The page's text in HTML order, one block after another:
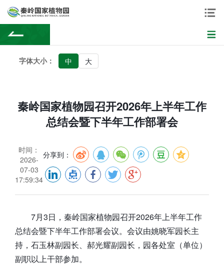
字体大小： 中 大
秦岭国家植物园召开2026年上半年工作
总结会暨下半年工作部署会
时间：
2026-
07-03
17:59:34
分享到：
7月3日，秦岭国家植物园召开2026年上半年工作
总结会暨下半年工作部署会议。会议由姚晓军园长主
持，石玉林副园长、郝光耀副园长，园各处室（单位）
副职以上干部参加。